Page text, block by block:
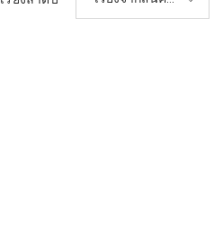
ใหม่-เก่า